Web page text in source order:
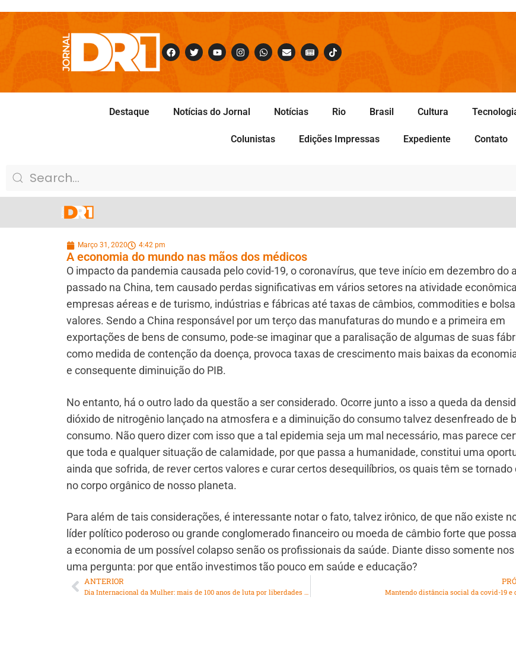
Destaque Notícias do Jornal Notícias Rio Brasil Cultura
Colunistas Edições Impressas Expediente Contato
Março 31, 2020 4:42 pm
A economia do mundo nas mãos dos médicos
O impacto da pandemia causada pelo covid-19, o coronavírus, que teve início em dezembro do
passado na China, tem causado perdas significativas em vários setores na atividade
empresas aéreas e de turismo, indústrias e fábricas até taxas de câmbios, commodities e
valores. Sendo a China responsável por um terço das manufaturas do mundo e a primeira em
exportações de bens de consumo, pode-se imaginar que a paralisação de algumas de suas
como medida de contenção da doença, provoca taxas de crescimento mais baixas da
e consequente diminuição do PIB.
No entanto, há o outro lado da questão a ser considerado. Ocorre junto a isso a queda da
dióxido de nitrogênio lançado na atmosfera e a diminuição do consumo talvez desenfreado de
consumo. Não quero dizer com isso que a tal epidemia seja um mal necessário, mas parece
que toda e qualquer situação de calamidade, por que passa a humanidade, constitui uma
ainda que sofrida, de rever certos valores e curar certos desequilíbrios, os quais têm se tornado
no corpo orgânico de nosso planeta.
Para além de tais considerações, é interessante notar o fato, talvez irônico, de que não existe
líder político poderoso ou grande conglomerado financeiro ou moeda de câmbio forte que
a economia de um possível colapso senão os profissionais da saúde. Diante disso somente
uma pergunta: por que então investimos tão pouco em saúde e educação?
ANTERIOR
Dia Internacional da Mulher: mais de 100 anos de luta por liberdades democráticas Mantendo distância social da covid-19 e